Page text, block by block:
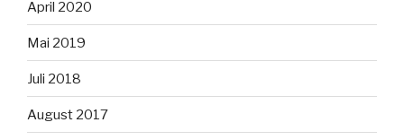
April 2020
Mai 2019
Juli 2018
August 2017